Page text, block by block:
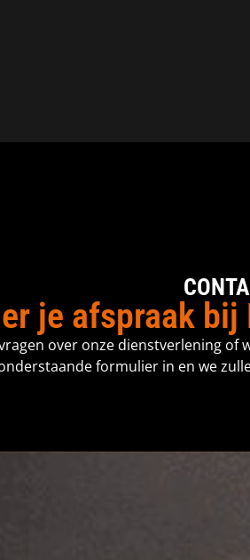
je afspraak
over onze dienstverlening of
formulier in en we